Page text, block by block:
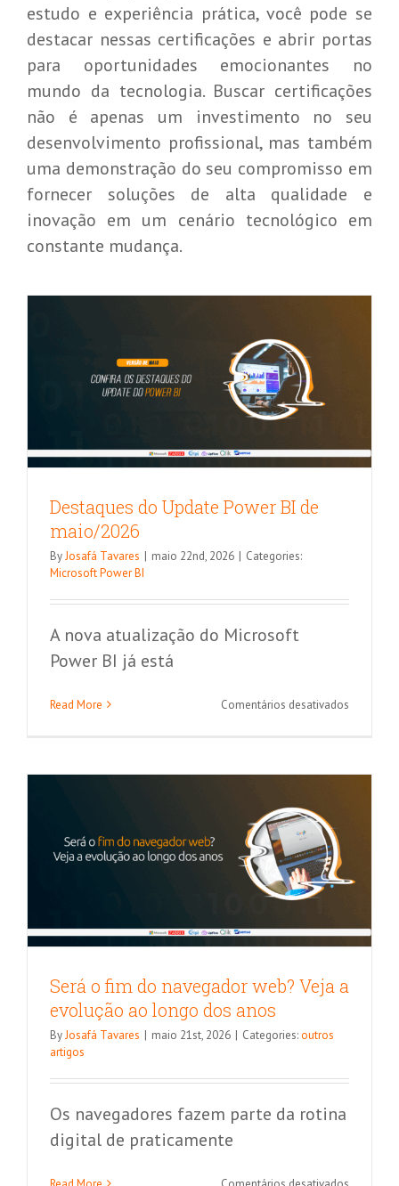
estudo e experiência prática, você pode se
destacar nessas certificações e abrir portas
para oportunidades emocionantes no
mundo da tecnologia. Buscar certificações
não é apenas um investimento no seu
desenvolvimento profissional, mas também
uma demonstração do seu compromisso em
fornecer soluções de alta qualidade e
inovação em um cenário tecnológico em
constante mudança.
Destaques do Update Power BI de
Microsoft Power BI
Destaques do Update Power BI de
maio/2026
ByJosafá Tavares | maio 22nd, 2026 | Categories:
Microsoft Power BI
A nova atualização do Microsoft
Power BI já está
Read More Comentários desativados
Power
evolução ao longo dos anos
Será o fim do navegador web? Veja a
evolução ao longo dos anos
ByJosafá Tavares | maio 21st, 2026 | Categories:outros
artigos
Os navegadores fazem parte da rotina
digital de praticamente